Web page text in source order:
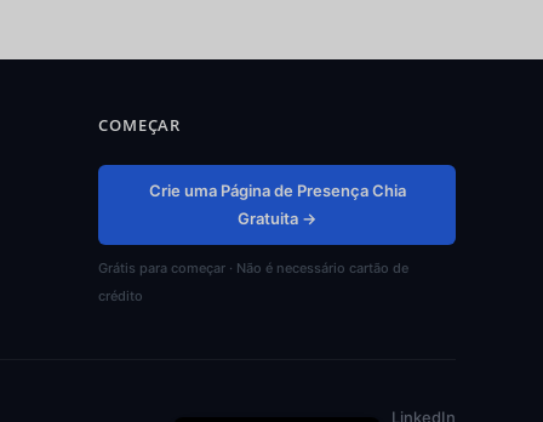
COMEÇAR
Crie uma Página de Presença Chia
Gratuita →
Grátis para começar · Não é necessário cartão de
crédito
LinkedIn
Français
Español
العربية